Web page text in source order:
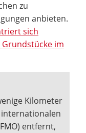
zu
anbieten.
sich
im
Kilometer
entfernt,